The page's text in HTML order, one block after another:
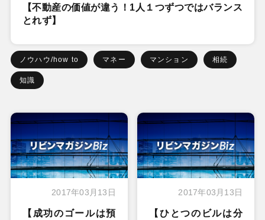
【不動産の価値が違う！1人１つずつではバランス
とれず】
ノウハウ/how to マネー マンション 相続
知識
2017年03月13日
【成功のゴールは預
2017年03月13日
【ひとつのビルは分